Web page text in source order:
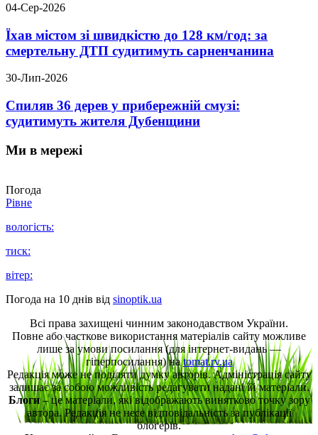
04-Сер-2026
Їхав містом зі швидкістю до 128 км/год: за
смертельну ДТП судитимуть сарненчанина
30-Лип-2026
Спиляв 36 дерев у прибережній смузі:
судитимуть жителя Дубенщини
Ми в мережі
Погода
Рівне
вологість:
тиск:
вітер:
Погода на 10 днів від sinoptik.ua
Всі права захищені чинним законодавством України.
Повне або часткове використання матеріалів сайту можливе
лише за умови посилання (для інтернет-видань —
гіперпосилання) наtomat.rv.ua
Редакція може не поділяти думку авторів. Адміністрація сайту
залишає за собою можливість редагувати надані їй матеріали.
Блоги– це матеріали, які відображають винятково точку зору
автора. Редакція не несе відповідальність за публікації
блогерів.